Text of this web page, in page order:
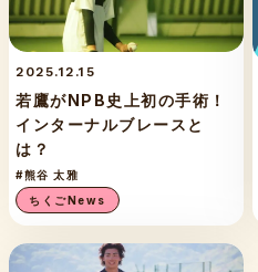
2025.12.15
若鷹がNPB史上初の手術！
インターナルブレースと
は？
#熊谷 太雅
ちくごNews